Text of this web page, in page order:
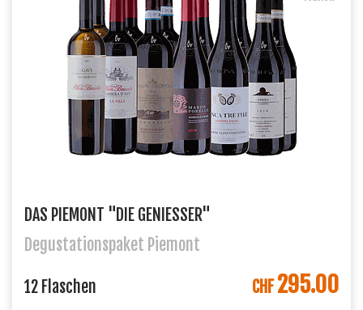
DAS PIEMONT "DIE GENIESSER"
Degustationspaket Piemont
IN DEN WARENKORB
12 Flaschen CHF295.00